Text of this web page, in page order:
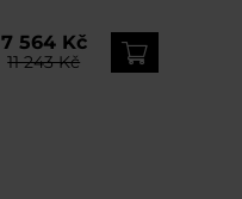
7 564 Kč
11 243 Kč